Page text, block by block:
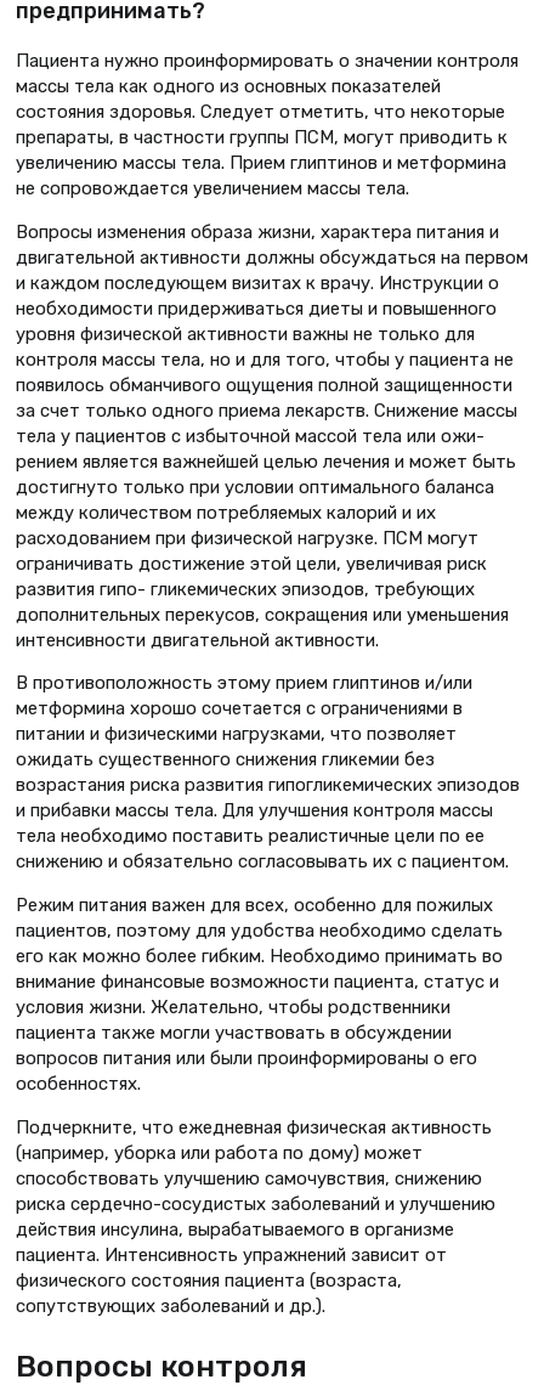
предпринимать?
Пациента нужно проинформиро­вать о значении контроля
массы тела как одного из основных показателей
состояния здоровья. Следует отме­тить, что некоторые
препараты, в частности группы ПСМ, могут приво­дить к
увеличению массы тела. Прием глиптинов и метформина
не сопрово­ждается увеличением массы тела.
Вопросы изменения образа жизни, характера питания и
двигательной активности должны обсуждаться на первом
и каждом последующем визи­тах к врачу. Инструкции о
необходи­мости придерживаться диеты и повы­шенного
уровня физической актив­ности важны не только для
контроля массы тела, но и для того, чтобы у пациента не
появилось обманчивого ощущения полной защищенности
за счет только одного приема лекарств. Снижение массы
тела у пациентов с избыточной массой тела или ожи­
рением является важнейшей целью лечения и может быть
достигнуто только при условии оптимального баланса
между количеством потре­бляемых калорий и их
расходовани­ем при физической нагрузке. ПСМ могут
ограничивать достижение этой цели, увеличивая риск
развития гипо- гликемических эпизодов, требующих
дополнительных перекусов, сокраще­ния или уменьшения
интенсивности двигательной активности.
В противоположность этому прием глиптинов и/или
метформина хоро­шо сочетается с ограничениями в
питании и физическими нагрузками, что позволяет
ожидать существенного снижения гликемии без
возрастания риска развития гипогликемических эпизодов
и прибавки массы тела. Для улучшения контроля массы
тела необходимо поставить реалистичные цели по ее
снижению и обязательно согласовывать их с пациентом.
Режим питания важен для всех, особенно для пожилых
пациентов, поэтому для удобства необходимо сделать
его как можно более гибким. Необходимо принимать во
внимание финансовые возможности пациента, статус и
условия жизни. Желательно, чтобы родственники
пациента также могли участвовать в обсуждении
вопросов питания или были проин­формированы о его
особенностях.
Подчеркните, что ежедневная физическая активность
(например, уборка или работа по дому) может
способствовать улучшению самочув­ствия, снижению
риска сердечно-сосудистых заболеваний и улуч­шению
действия инсулина, выра­батываемого в организме
пациента. Интенсивность упражнений зависит от
физического состояния пациента (возраста,
сопутствующих заболева­ний и др.).
Вопросы контроля